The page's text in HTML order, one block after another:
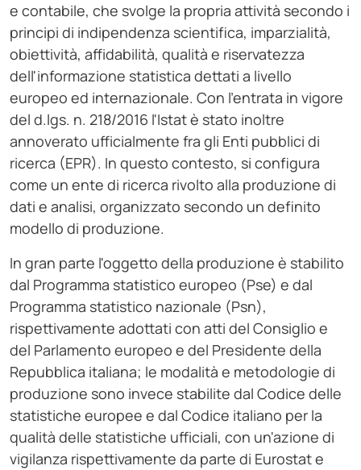
e contabile, che svolge la propria attività secondo i
principi di indipendenza scientifica, imparzialità,
obiettività, affidabilità, qualità e riservatezza
dell'informazione statistica dettati a livello
europeo ed internazionale. Con l'entrata in vigore
del d.lgs. n. 218/2016 l'Istat è stato inoltre
annoverato ufficialmente fra gli Enti pubblici di
ricerca (EPR). In questo contesto, si configura
come un ente di ricerca rivolto alla produzione di
dati e analisi, organizzato secondo un definito
modello di produzione.
In gran parte l'oggetto della produzione è stabilito
dal Programma statistico europeo (Pse) e dal
Programma statistico nazionale (Psn),
rispettivamente adottati con atti del Consiglio e
del Parlamento europeo e del Presidente della
Repubblica italiana; le modalità e metodologie di
produzione sono invece stabilite dal Codice delle
statistiche europee e dal Codice italiano per la
qualità delle statistiche ufficiali, con un'azione di
vigilanza rispettivamente da parte di Eurostat e